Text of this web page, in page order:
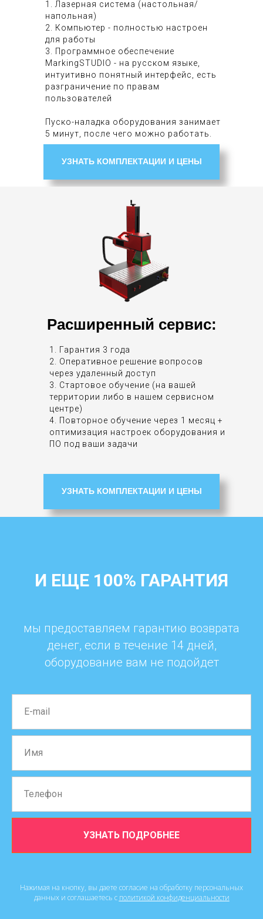
1. Лазерная система (настольная/
напольная)
2. Компьютер - полностью настроен
для работы
3. Программное обеспечение
MarkingSTUDIO - на русском языке,
интуитивно понятный интерфейс, есть
разграничение по правам
пользователей
Пуско-наладка оборудования занимает
5 минут, после чего можно работать.
УЗНАТЬ КОМПЛЕКТАЦИИ И ЦЕНЫ
1. Гарантия 3 года
2. Оперативное решение вопросов
через удаленный доступ
3. Стартовое обучение (на вашей
территории либо в нашем сервисном
центре)
4. Повторное обучение через 1 месяц +
оптимизация настроек оборудования и
ПО под ваши задачи
Расширенный сервис:
УЗНАТЬ КОМПЛЕКТАЦИИ И ЦЕНЫ
И ЕЩЕ 100% ГАРАНТИЯ
мы предоставляем гарантию возврата
денег, если в течение 14 дней,
оборудование вам не подойдет
УЗНАТЬ ПОДРОБНЕЕ
Нажимая на кнопку, вы даете согласие на обработку персональных
данных и соглашаетесь c политикой конфиденциальности